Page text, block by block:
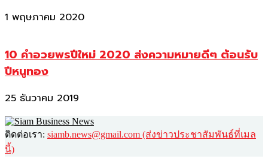
1 พฤษภาคม 2020
10 คำอวยพรปีใหม่ 2020 ส่งความหมายดีๆ ต้อนรับ
ปีหนูทอง
25 ธันวาคม 2019
ติดต่อเรา: siamb.news@gmail.com (ส่งข่าวประชาสัมพันธ์ที่เมล
นี้)